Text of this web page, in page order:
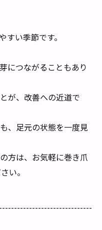
すい季節です。
につながることもあり
が、改善への近道で
、足元の状態を一度見
方は、お気軽に巻き爪
い。